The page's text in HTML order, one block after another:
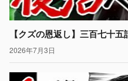
【クズの恩返し】三百七十
2026年7月3日